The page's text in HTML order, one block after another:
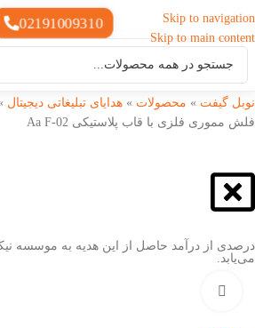
Skip to navigation
Skip to main content
02191009310
نوبل گیفت » محصولات » هدایای تبلیغاتی دیجیتال
فلش مموری فلزی با قاب پلاستیکی Aa F-02
درصدی از درآمد حاصل از این هدیه به موسسه
می‌یابد.